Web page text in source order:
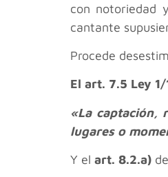
con notoriedad
cantante
Procede
El art. 7.5 Ley 1/
«La captación,
lugares o
Y el art. 8.2.a)